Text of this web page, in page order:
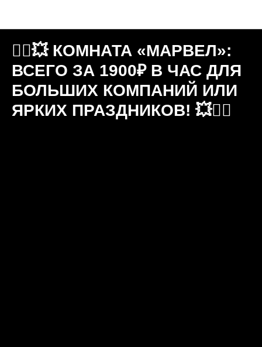
🦸‍♂️💥 КОМНАТА «МАРВЕЛ»:
ВСЕГО ЗА 1900₽ В ЧАС ДЛЯ
БОЛЬШИХ КОМПАНИЙ ИЛИ
ЯРКИХ ПРАЗДНИКОВ! 💥🦸‍♂️